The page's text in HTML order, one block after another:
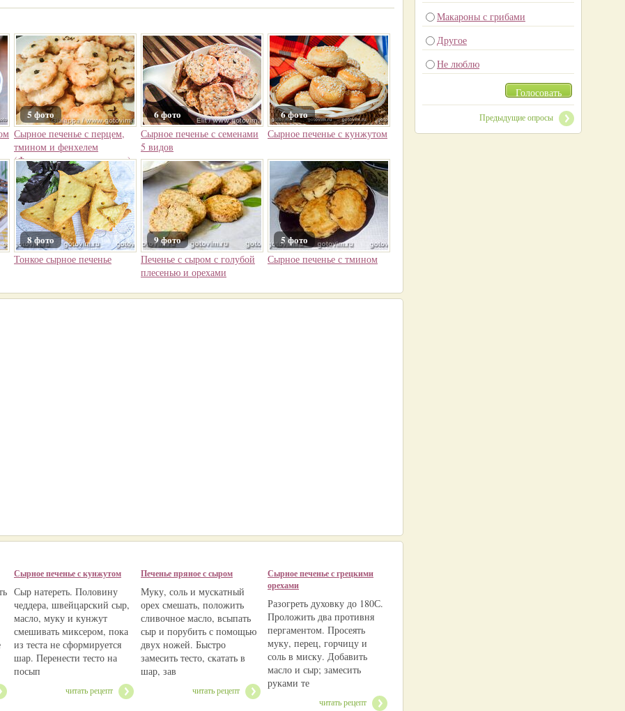
5 фото
Сырное печенье с перцем,
тмином и фенхелем
(Фролини аль пармежиано)
6 фото
Сырное печенье с семенами
5 видов
6 фото
Сырное печенье с кунжутом
8 фото
Тонкое сырное печенье
9 фото
Печенье с сыром с голубой
плесенью и орехами
5 фото
Сырное печенье с тмином
Сырное печенье с кунжутом
Сыр натереть. Половину
чеддера, швейцарский сыр,
масло, муку и кунжут
смешивать миксером, пока
из теста не сформируется
шар. Перенести тесто на
посып
читать рецепт
Печенье пряное с сыром
Муку, соль и мускатный
орех смешать, положить
сливочное масло, всыпать
сыр и порубить с помощью
двух ножей. Быстро
замесить тесто, скатать в
шар, зав
читать рецепт
Сырное печенье с грецкими
орехами
Разогреть духовку до 180С.
Проложить два противня
пергаментом. Просеять
муку, перец, горчицу и
соль в миску. Добавить
масло и сыр; замесить
руками те
читать рецепт
Макароны с грибами
Другое
Не люблю
Голосовать
Предыдущие опросы